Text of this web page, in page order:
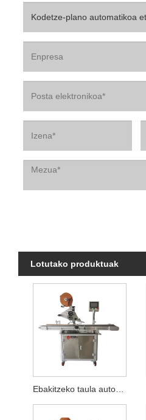
Lotutako produktuak
Ebakitzeko taula automatikoa etiketatzeko makina laua